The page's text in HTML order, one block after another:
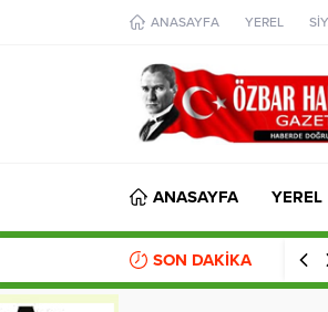
ANASAYFA YEREL
ANASAYFA YEREL
SON DAKİKA